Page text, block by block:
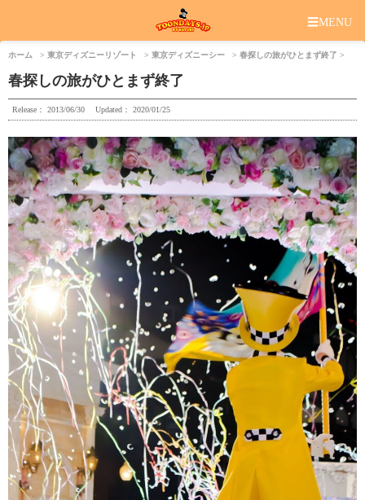
☰MENU
ホーム 東京ディズニーリゾート 東京ディズニーシー 春探しの旅がひとまず終了
春探しの旅がひとまず終了
Release： 2013/06/30 Updated： 2020/01/25